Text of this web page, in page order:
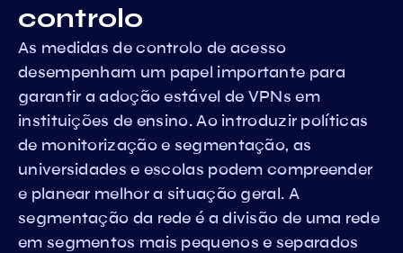
controlo
As medidas de controlo de acesso
desempenham um papel importante para
garantir a adoção estável de VPNs em
instituições de ensino. Ao introduzir políticas
de monitorização e segmentação, as
universidades e escolas podem compreender
e planear melhor a situação geral. A
segmentação da rede é a divisão de uma rede
em segmentos mais pequenos e separados